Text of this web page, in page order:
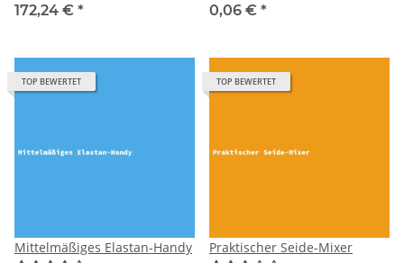
172,24 € * 0,06 € *
TOP BEWERTET
Mittelmäßiges Elastan-Handy
TOP BEWERTET
Praktischer Seide-Mixer